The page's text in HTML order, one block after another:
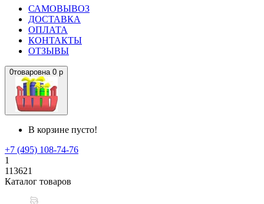
САМОВЫВОЗ
ДОСТАВКА
ОПЛАТА
КОНТАКТЫ
ОТЗЫВЫ
0товаровна 0 р
В корзине пусто!
+7 (495) 108-74-76
1
113621
Каталог товаров